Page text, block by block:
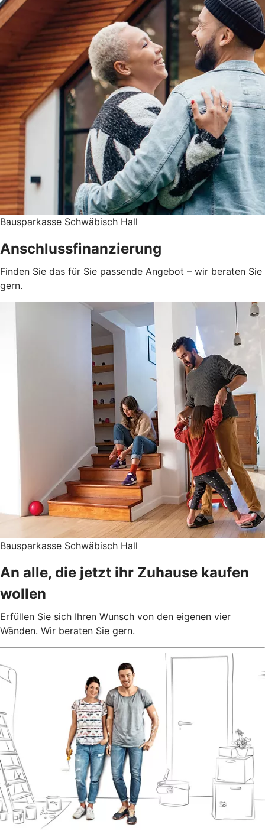
Bausparkasse Schwäbisch Hall
Anschlussfinanzierung
Finden Sie das für Sie passende Angebot – wir beraten Sie
gern.
Bausparkasse Schwäbisch Hall
An alle, die jetzt ihr Zuhause kaufen
wollen
Erfüllen Sie sich Ihren Wunsch von den eigenen vier
Wänden. Wir beraten Sie gern.